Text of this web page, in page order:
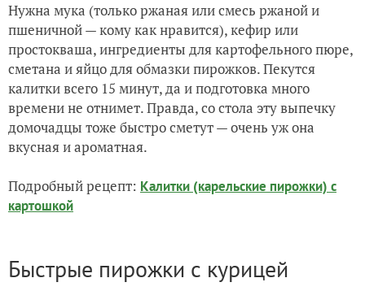
Нужна мука (только ржаная или смесь ржаной и
пшеничной — кому как нравится), кефир или
простокваша, ингредиенты для картофельного пюре,
сметана и яйцо для обмазки пирожков. Пекутся
калитки всего 15 минут, да и подготовка много
времени не отнимет. Правда, со стола эту выпечку
домочадцы тоже быстро сметут — очень уж она
вкусная и ароматная.
Подробный рецепт: Калитки (карельские пирожки) с
картошкой
Быстрые пирожки с курицей